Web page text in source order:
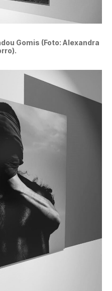
Gomis (Foto: Alexandra